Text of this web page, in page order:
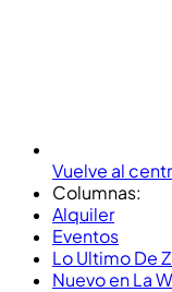
Vuelve al
Columnas:
Alquiler
Eventos
Lo Ultimo De
Nuevo en La